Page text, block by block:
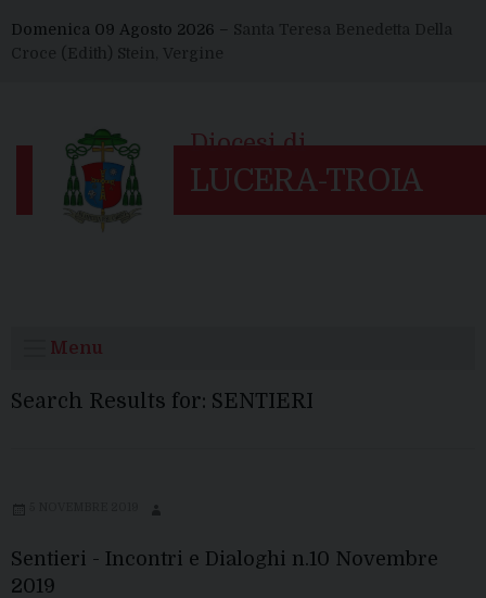
to
content
Domenica 09 Agosto 2026 – Santa Teresa Benedetta Della
Croce (Edith) Stein, Vergine
Menu
Search Results for: SENTIERI
Sentieri - Incontri e Dialoghi n.10 Novembre
2019